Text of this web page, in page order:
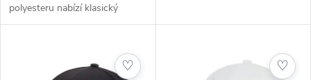
polyesteru nabízí klasický
strukturovaný tvar a
pohodlné a stabilní usazení při
hře.Klasika na...
zajišťuje...
♡ ♡